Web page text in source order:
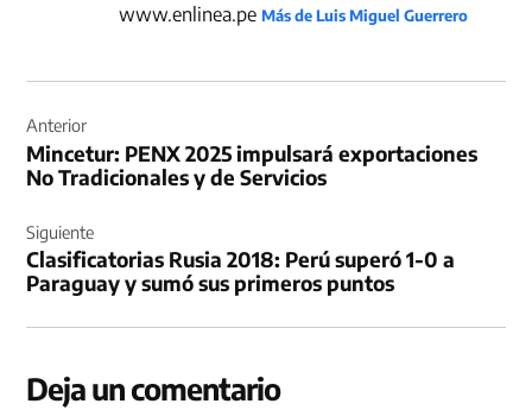
www.enlinea.peMás de Luis Miguel Guerrero
de
entradas
Anterior
Mincetur: PENX 2025 impulsará exportaciones
No Tradicionales y de Servicios
Siguiente
Clasificatorias Rusia 2018: Perú superó 1-0 a
Paraguay y sumó sus primeros puntos
Deja un comentario